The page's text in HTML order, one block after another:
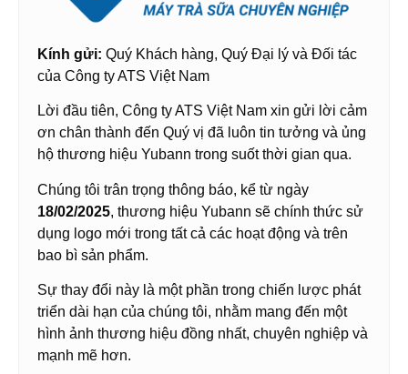
Kính gửi: Quý Khách hàng, Quý Đại lý và Đối tác
của Công ty ATS Việt Nam
Lời đầu tiên, Công ty ATS Việt Nam xin gửi lời cảm
ơn chân thành đến Quý vị đã luôn tin tưởng và ủng
hộ thương hiệu Yubann trong suốt thời gian qua.
Chúng tôi trân trọng thông báo, kể từ ngày
18/02/2025, thương hiệu Yubann sẽ chính thức sử
dụng logo mới trong tất cả các hoạt động và trên
bao bì sản phẩm.
Sự thay đổi này là một phần trong chiến lược phát
triển dài hạn của chúng tôi, nhằm mang đến một
hình ảnh thương hiệu đồng nhất, chuyên nghiệp và
mạnh mẽ hơn.